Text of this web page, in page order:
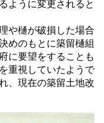
ように変更されると
や樋が破損した場合
めのもとに築留樋組
に要望をすることも
重視していたようで
、現在の築留土地改